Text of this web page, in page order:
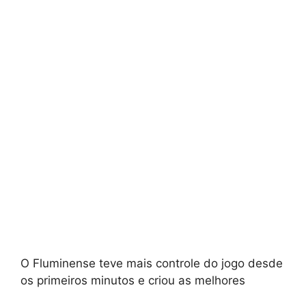
O Fluminense teve mais controle do jogo desde
os primeiros minutos e criou as melhores